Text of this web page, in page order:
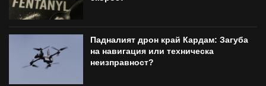
Падналият дрон край Кардам: Загуба
на навигация или техническа
неизправност?